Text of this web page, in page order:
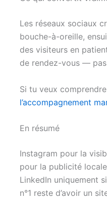
Les réseaux sociaux
bouche-à-oreille,
des visiteurs en
de rendez-vous —
Si tu veux
l’accompagnement
En résumé
Instagram pour la
pour la publicité
LinkedIn uniquement
n°1 reste d’avoir un